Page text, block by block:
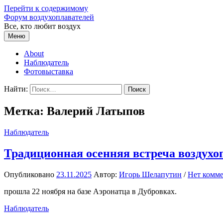
Перейти к содержимому
Форум воздухоплавателей
Все, кто любит воздух
Меню
About
Наблюдатель
Фотовыставка
Найти:
Метка: Валерий Латыпов
Наблюдатель
Традиционная осенняя встреча
Опубликовано 23.11.2025 Автор: Игорь Шелапутин /Нет
прошла 22 ноября на базе Аэронатца в Дубровках.
Наблюдатель